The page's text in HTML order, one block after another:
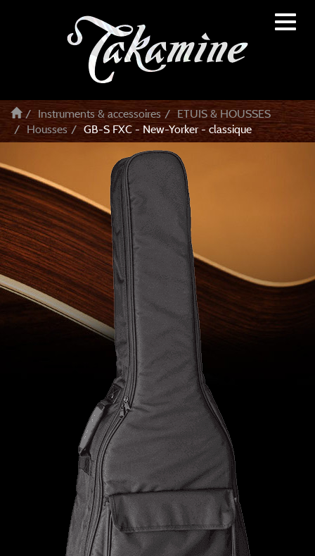
Instruments & accessoires
ETUIS & HOUSSES
Housses
GB-S FXC - New-Yorker - classique